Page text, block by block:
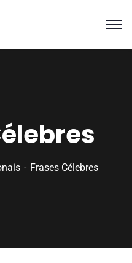
Frases Célebres